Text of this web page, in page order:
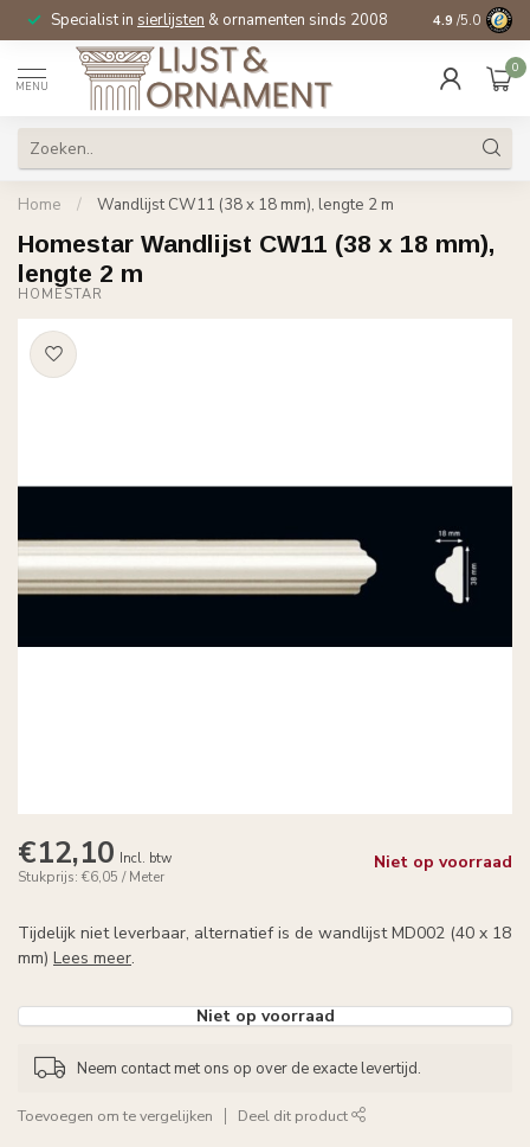
Specialist in sierlijsten & ornamenten sinds 2008 4.9 /5.0
MENU
0
Home / Wandlijst CW11 (38 x 18 mm), lengte 2 m
Homestar Wandlijst CW11 (38 x 18 mm),
lengte 2 m
HOMESTAR
€12,10 Incl. btw
Stukprijs: €6,05 / Meter
Niet op voorraad
Tijdelijk niet leverbaar, alternatief is de wandlijst MD002 (40 x 18
mm) Lees meer.
Niet op voorraad
Neem contact met ons op over de exacte levertijd.
Toevoegen om te vergelijken Deel dit product